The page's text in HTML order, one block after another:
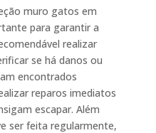
muro gatos em
para garantir a
realizar
se há danos ou
encontrados
reparos imediatos
escapar. Além
ser feita regularmente,